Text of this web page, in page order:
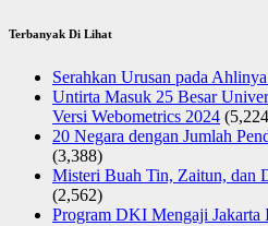
Terbanyak Di Lihat
Serahkan Urusan pada
Untirta Masuk 25 Besar
Versi Webometrics 2024
20 Negara dengan Jumlah
(3,388)
Misteri Buah Tin, Zaitun, dan
(2,562)
Program DKI Mengaji Jakarta